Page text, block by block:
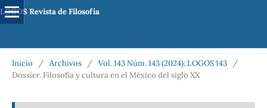
LOGOS Revista de Filosofía
Inicio / Archivos / Vol. 143 Núm. 143 (2024): LOGOS 143
/
Dossier. Filosofía y cultura en el México del siglo XX